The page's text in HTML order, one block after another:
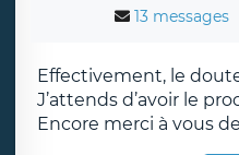
13 messages
Effectivement, le
J’attends d’avoir le
Encore merci à vous